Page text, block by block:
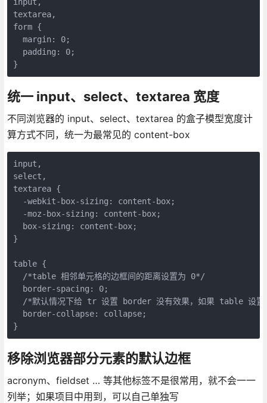
textarea,
form {
  margin: 0;
  padding: 0;
}
统一 input、select、textarea 宽度
不同浏览器的 input、select、textarea 的盒子模型宽度计
算方式不同，统一为最常见的 content-box
input,
select,
textarea {
  -webkit-box-sizing: content-box;
  -moz-box-sizing: content-box;
  box-sizing: content-box;
}
table {
  /*table 相邻单元格的边框间的距离设置为 0*/
  border-spacing: 0;
/*默认情况下给 tr 设置 border 没有效果，如果 table 设
  border-collapse: collapse;
}
移除浏览器部分元素的默认边框
acronym、fieldset … 等其他标签不是很常用，就不会一一
列举；如果项目中用到，可以自己单独写